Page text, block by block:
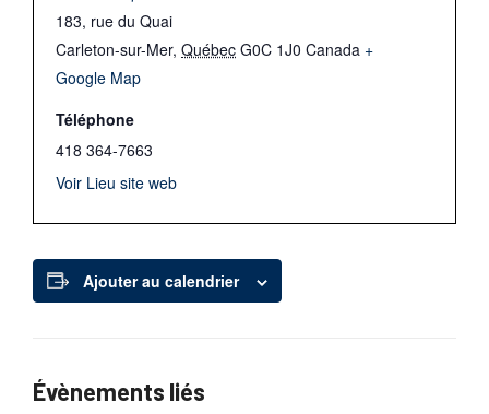
183, rue du Quai
Carleton-sur-Mer, Québec G0C 1J0 Canada +
Google Map
Téléphone
418 364-7663
Voir Lieu site web
Ajouter au calendrier
Évènements liés